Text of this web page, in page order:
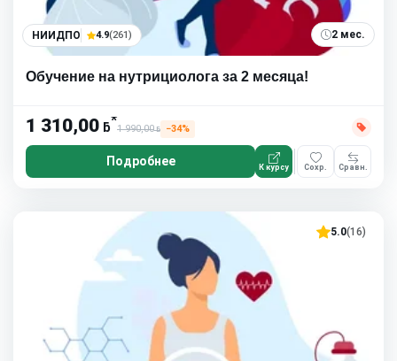
НИИДПО 4.9(261) 2 мес.
Обучение на нутрициолога за 2 месяца!
1 310,00 ƃ*
1 990,00ƃ −34%
Подробнее К курсу Сохр. Сравн.
5.0(16)